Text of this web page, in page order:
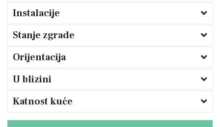
stambenu jedinicu s vlastitim ulazom.
Prvi kat: kuhinja s blagovaonicom, prostrani
dnevni boravak, terasa s istočnom
orijentacijom – idealna za jutarnju kavu. Ulaz
Drugi kat: master spavaća soba s elegantnim
namještajem, velika kupaonica (kada, tuš,
bide, WC, dva umivaonika), utility prostor s
ormarima i perilicom rublja. Balkon sa
Savudrije i Poreča.
Mansarda: manja kuhinja, tri spavaće sobe,
kupaonica s tušem i WC-om.
Instalacije
Stanje zgrade
Orijentacija
U blizini
Katnost kuće